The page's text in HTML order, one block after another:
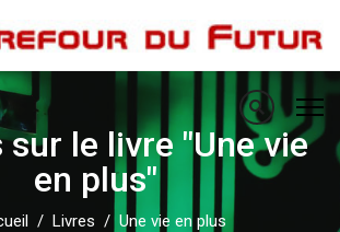
le livre "Une vie
en plus"
Livres
Une vie en plus